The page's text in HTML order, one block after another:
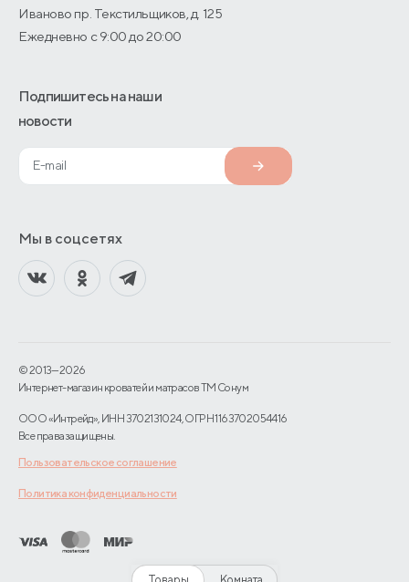
Иваново пр. Текстильщиков, д. 125
Ежедневно с 9:00 до 20:00
Подпишитесь на наши
новости
Мы в соцсетях
© 2013—2026
Интернет-магазин кроватей и матрасов TM Сонум
ООО «Интрейд», ИНН 3702131024, ОГРН 1163702054416
Все права защищены.
Пользовательское соглашение
Политика конфиденциальности